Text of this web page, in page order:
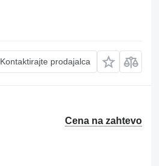
Kontaktirajte prodajalca
Cena na zahtevo